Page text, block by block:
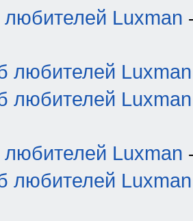
Luxman
любителей Luxman
любителей Luxman
Luxman
любителей Luxman